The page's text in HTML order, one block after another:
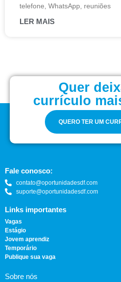
telefone, WhatsApp, reuniões
LER MAIS
Quer
currículo
QUERO TER UM
Fale conosco:
contato@oportunidadesdf.com
suporte@oportunidadesdf.com
Links importantes
Vagas
Estágio
Jovem aprendiz
Temporário
Publique sua vaga
Sobre nós